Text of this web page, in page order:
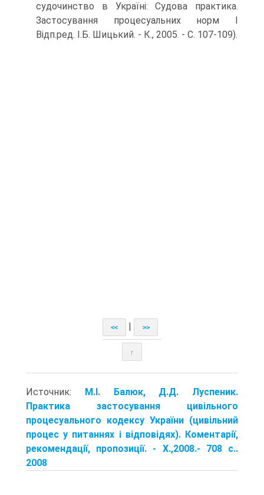
судочинство в Україні: Судова практика.
Застосування процесуальних норм І
Відп.ред. І.Б. Шицький. - К., 2005. - С. 107-109).
<< >>
↑
Источник: М.І. Балюк, Д.Д. Луспеник.
Практика застосування цивільного
процесуального кодексу України (цивільний
процес у питаннях і відповідях). Коментарії,
рекомендації, пропозиції. - X.,2008.- 708 с..
2008